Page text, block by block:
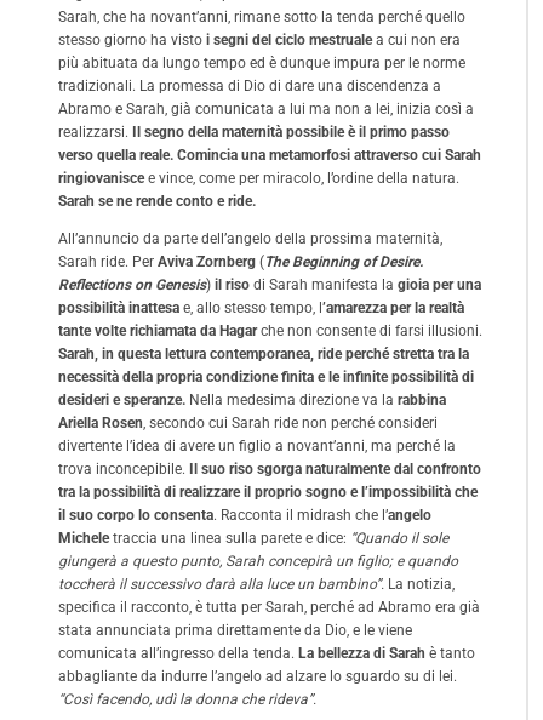
Sarah, che ha novant’anni, rimane sotto la tenda perché quello
stesso giorno ha visto i segni del ciclo mestrualea cui non era
più abituata da lungo tempo ed è dunque impura per le norme
tradizionali. La promessa di Dio di dare una discendenza a
Abramo e Sarah, già comunicata a lui ma non a lei, inizia così a
realizzarsi. Il segno della maternità possibile è il primo passo
verso quella reale. Comincia una metamorfosi attraverso cui Sarah
ringiovaniscee vince, come per miracolo, l’ordine della natura.
Sarah se ne rende conto e ride.
All’annuncio da parte dell’angelo della prossima maternità,
Sarah ride. Per Aviva Zornberg (The Beginning of Desire.
Reflections on Genesis) il riso di Sarah manifesta la gioia per una
possibilità inattesa e, allo stesso tempo, l’amarezza per la realtà
tante volte richiamata da Hagarche non consente di farsi illusioni.
Sarah, in questa lettura contemporanea, ride perché stretta tra la
necessità della propria condizione finita e le infinite possibilità di
desideri e speranze. Nella medesima direzione va la rabbina
Ariella Rosen, secondo cui Sarah ride non perché consideri
divertente l’idea di avere un figlio a novant’anni, ma perché la
trova inconcepibile. Il suo riso sgorga naturalmente dal confronto
tra la possibilità di realizzare il proprio sogno e l’impossibilità che
il suo corpo lo consenta. Racconta il midrash che l’angelo
Micheletraccia una linea sulla parete e dice: “Quando il sole
giungerà a questo punto, Sarah concepirà un figlio; e quando
toccherà il successivo darà alla luce un bambino”. La notizia,
specifica il racconto, è tutta per Sarah, perché ad Abramo era già
stata annunciata prima direttamente da Dio, e le viene
comunicata all’ingresso della tenda. La bellezza di Sarah è tanto
abbagliante da indurre l’angelo ad alzare lo sguardo su di lei.
“Così facendo, udì la donna che rideva”.